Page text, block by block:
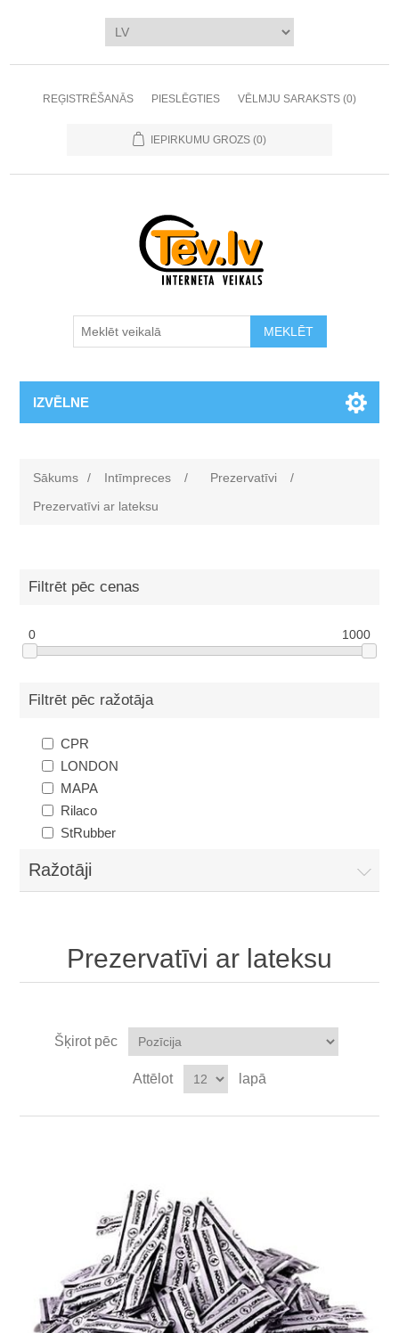
REĢISTRĒŠANĀS PIESLĒGTIES VĒLMJU SARAKSTS (0)
IEPIRKUMU GROZS (0)
MEKLĒT
IZVĒLNE
Sākums / Intīmpreces / Prezervatīvi
/
Prezervatīvi ar lateksu
Filtrēt pēc cenas
0 1000
Filtrēt pēc ražotāja
CPR
LONDON
MAPA
Rilaco
StRubber
Ražotāji
Prezervatīvi ar lateksu
Šķirot pēc
Attēlot lapā